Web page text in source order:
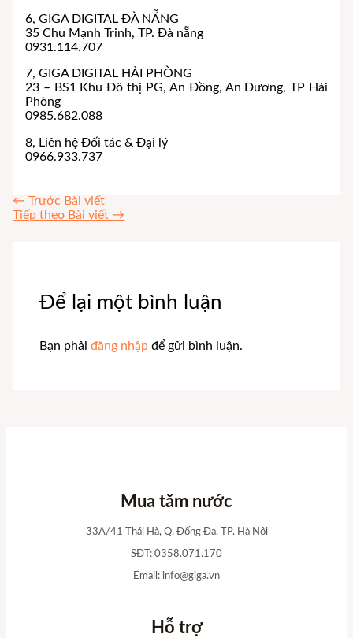
6, GIGA DIGITAL ĐÀ NẴNG
35 Chu Mạnh Trinh, TP. Đà nẵng
0931.114.707
7, GIGA DIGITAL HẢI PHÒNG
23 – BS1 Khu Đô thị PG, An Đồng, An Dương, TP Hải
Phòng
0985.682.088
8, Liên hệ Đối tác & Đại lý
0966.933.737
← Trước Bài viết
Tiếp theo Bài viết →
Để lại một bình luận
Bạn phải đăng nhậpđể gửi bình luận.
Mua tăm nước
33A/41 Thái Hà, Q. Đống Đa, TP. Hà Nội
SĐT: 0358.071.170
Email: info@giga.vn
Hỗ trợ